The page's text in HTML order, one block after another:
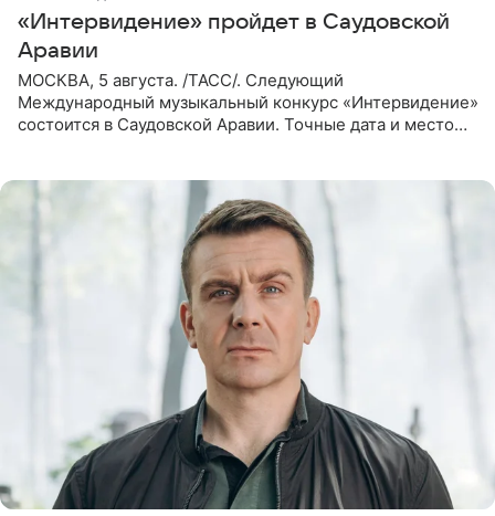
«Интервидение» пройдет в Саудовской
Аравии
МОСКВА, 5 августа. /ТАСС/. Следующий
Международный музыкальный конкурс «Интервидение»
состоится в Саудовской Аравии. Точные дата и место